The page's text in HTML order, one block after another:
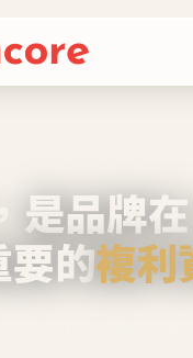
是品牌
要的複利